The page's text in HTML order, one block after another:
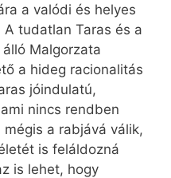
a valódi és helyes
tudatlan Taras és a
Malgorzata
a hideg racionalitás
jóindulatú,
nincs rendben
a rabjává válik,
is feláldozná
is lehet, hogy